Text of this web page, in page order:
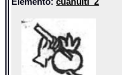
Elemento:cuahuitl_2